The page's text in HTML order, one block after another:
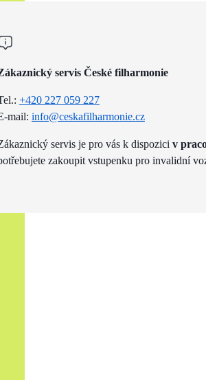
servis České filharmonie
+420 227 059 227
mail: info@ceskafilharmonie.cz
servis je pro vás k dispozici v
zakoupit vstupenku pro invalidní